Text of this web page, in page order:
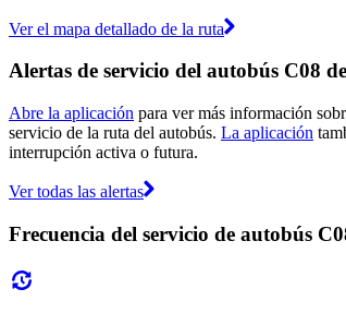
Ver el mapa detallado de la ruta
Alertas de servicio del autobús C08
Abre la aplicación para ver más información
servicio de la ruta del autobús. La aplicación
interrupción activa o futura.
Ver todas las alertas
Frecuencia del servicio de autobús